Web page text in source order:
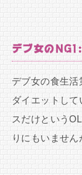
デブ女の
デブ女の食生活
ダイエットし
スだけという
りにもいません